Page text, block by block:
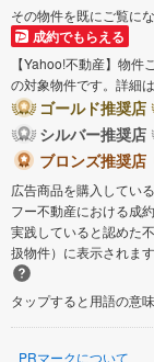
その物件を既にご覧に
成約でもらえる
【Yahoo!不動産】物
の対象物件です。詳細は
ゴールド推奨店
シルバー推奨店
ブロンズ推奨店
広告商品を購入してい
フー不動産における成
実践していると認めた
扱物件）に表示されます
タップすると用語の意
PRマークについて